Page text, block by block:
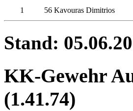
1
56 Kavouras Dimitrios
Stand:
KK-Gewehr
(1.41.74)